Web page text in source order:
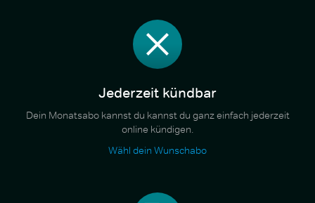
Jederzeit kündbar
Dein Monatsabo kannst du kannst du ganz einfach jederzeit
online kündigen.
Wähl dein Wunschabo